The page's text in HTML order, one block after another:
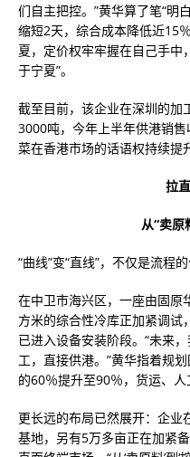
们自主把控。”黄华算了笔“明
缩短2天，综合成本降低近15
夏，定价权牢牢握在自己手中
于宁夏”。
截至目前，该企业在深圳的加
3000吨，今年上半年供港销
菜在香港市场的话语权持续提
拉
从“卖原
“曲线”变“直线”，不仅是流程
在中卫市海兴区，一座由固
方米的综合性冷库正加紧调试
已进入设备安装阶段。“未来
工，直接供港。”黄华指着规
的60％提升至90％，货运、人
更长远的布局已然展开：企业
基地，另有5万多亩正在加紧